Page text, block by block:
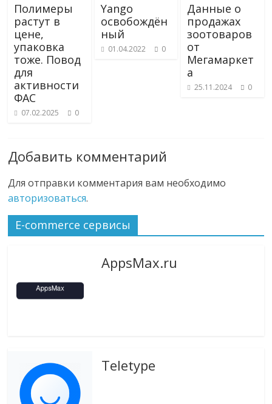
Полимеры
растут в
цене,
упаковка
тоже. Повод
для
активности
ФАС
07.02.2025 0
Yango
освобождён
ный
01.04.2022 0
Данные о
продажах
зоотоваров
от
Мегамаркет
а
25.11.2024 0
Добавить комментарий
Для отправки комментария вам необходимо
авторизоваться.
E-commerce сервисы
AppsMax.ru
Teletype